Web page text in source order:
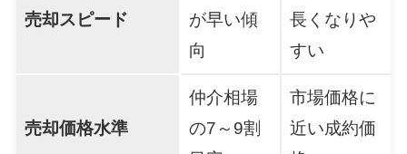
売却スピード
が早い傾
向
長くなりや
すい
売却価格水準
仲介相場
の7～9割
市場価格に
近い成約価